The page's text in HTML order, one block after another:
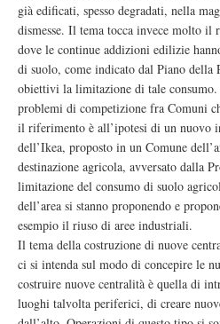
già edificati, spesso degradati, nella
dismesse. Il tema tocca invece molto il
dove le continue addizioni edilizie
di suolo, come indicato dal Piano della
obiettivi la limitazione di tale consumo.
problemi di competizione fra Comuni
il riferimento è all’ipotesi di un nuovo
dell’Ikea, proposto in un Comune
destinazione agricola, avversato dalla
limitazione del consumo di suolo
dell’area si stanno proponendo e
esempio il riuso di aree industriali.
Il tema della costruzione di nuove
ci si intenda sul modo di concepire le
costruire nuove centralità è quella di
luoghi talvolta periferici, di creare